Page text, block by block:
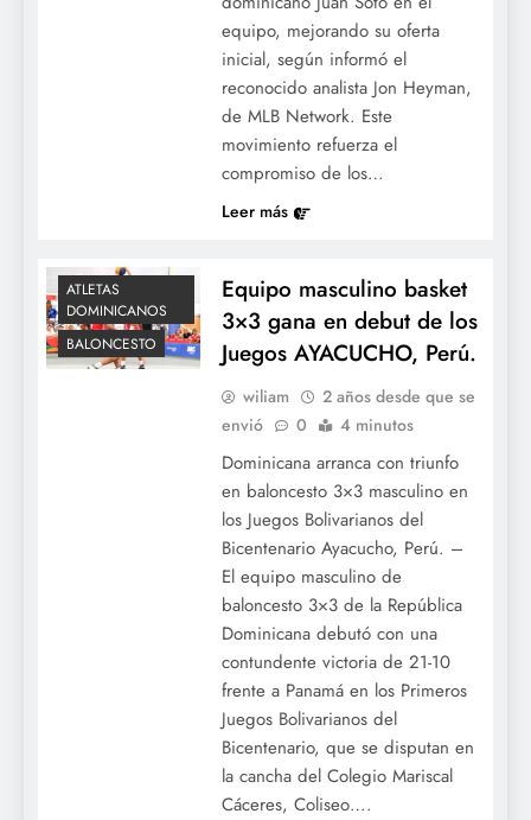
equipo, mejorando su oferta
inicial, según informó el
reconocido analista Jon Heyman,
de MLB Network. Este
movimiento refuerza el
compromiso de los…
Leer más
ATLETAS
DOMINICANOS
BALONCESTO
Equipo masculino basket
3×3 gana en debut de los
Juegos AYACUCHO, Perú.
wiliam
2 años desde que se
envió
0 4 minutos
Dominicana arranca con triunfo
en baloncesto 3×3 masculino en
los Juegos Bolivarianos del
Bicentenario Ayacucho, Perú. –
El equipo masculino de
baloncesto 3×3 de la República
Dominicana debutó con una
contundente victoria de 21-10
frente a Panamá en los Primeros
Juegos Bolivarianos del
Bicentenario, que se disputan en
la cancha del Colegio Mariscal
Cáceres, Coliseo….